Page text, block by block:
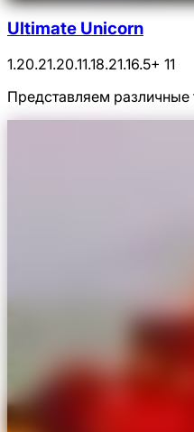
Ultimate Unicorn
1.20.21.20.11.18.21.16.5+ 11
Представляем